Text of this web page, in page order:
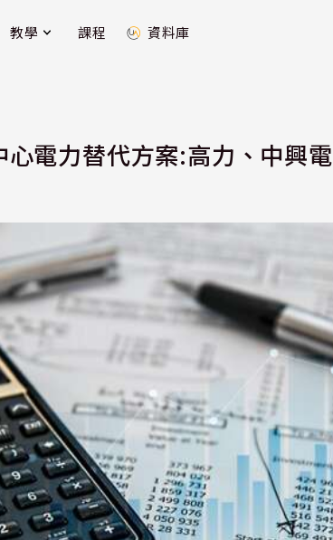
教學 課程 資料庫
電力替代方案:高力、中興電